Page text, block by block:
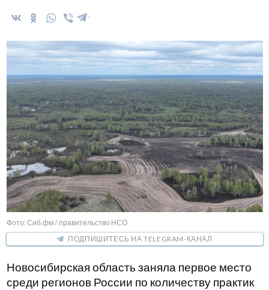
Фото: Сиб.фм / правительство НСО
ПОДПИШИТЕСЬ НА TELEGRAM-КАНАЛ
Новосибирская область заняла первое место
среди регионов России по количеству практик